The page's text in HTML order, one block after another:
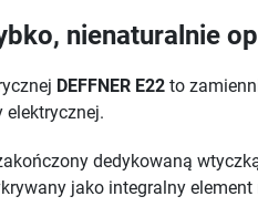
nienaturalnie
DEFFNER E22 to
elektrycznej.
dedykowaną
jako integralny element